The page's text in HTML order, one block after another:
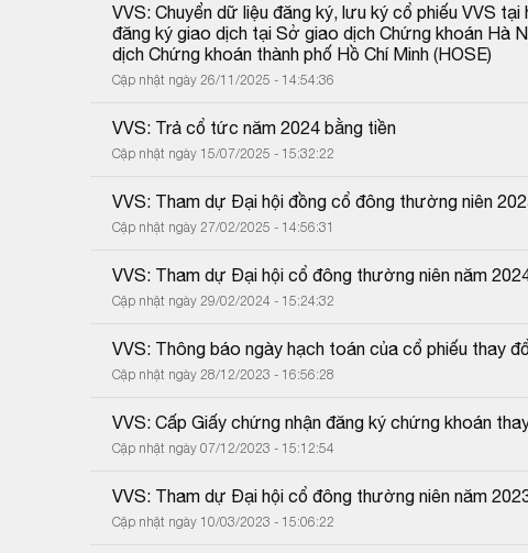
VVS: Chuyển dữ liệu đăng ký, lưu ký cổ phiếu VVS
đăng ký giao dịch tại Sở giao dịch Chứng khoán Hà
dịch Chứng khoán thành phố Hồ Chí Minh (HOSE)
Cập nhật ngày 26/11/2025 - 14:54:36
VVS: Trả cổ tức năm 2024 bằng tiền
Cập nhật ngày 15/07/2025 - 15:32:22
VVS: Tham dự Đại hội đồng cổ đông thường niên
Cập nhật ngày 27/02/2025 - 14:56:31
VVS: Tham dự Đại hội cổ đông thường niên năm
Cập nhật ngày 29/02/2024 - 15:24:32
VVS: Thông báo ngày hạch toán của cổ phiếu thay
Cập nhật ngày 28/12/2023 - 16:56:28
VVS: Cấp Giấy chứng nhận đăng ký chứng khoán
Cập nhật ngày 07/12/2023 - 15:12:54
VVS: Tham dự Đại hội cổ đông thường niên năm
Cập nhật ngày 10/03/2023 - 15:06:22